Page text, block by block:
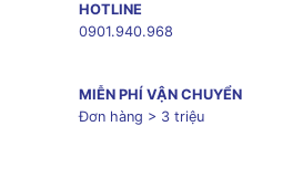
HOTLINE
0901.940.968
MIỄN PHÍ VẬN CHUYỂN
Đơn hàng > 3 triệu